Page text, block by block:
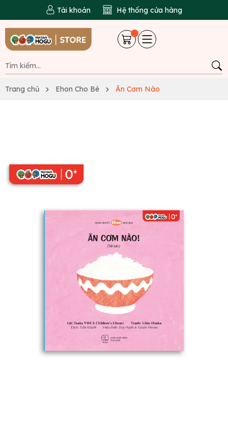
Tài khoản Hệ thống cửa hàng
Trang chủ Ehon Cho Bé Ăn Cơm Nào